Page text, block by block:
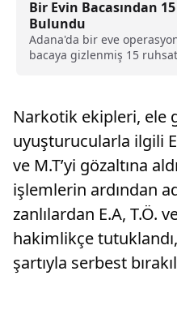
Bir Evin Bacasından
Bulundu
Adana'da bir eve
bacaya gizlenmiş 15
Narkotik ekipleri, ele
uyuşturucularla ilgili
ve M.T’yi gözaltına
işlemlerin ardından
zanlılardan E.A, T.Ö.
hakimlikçe
şartıyla serbest